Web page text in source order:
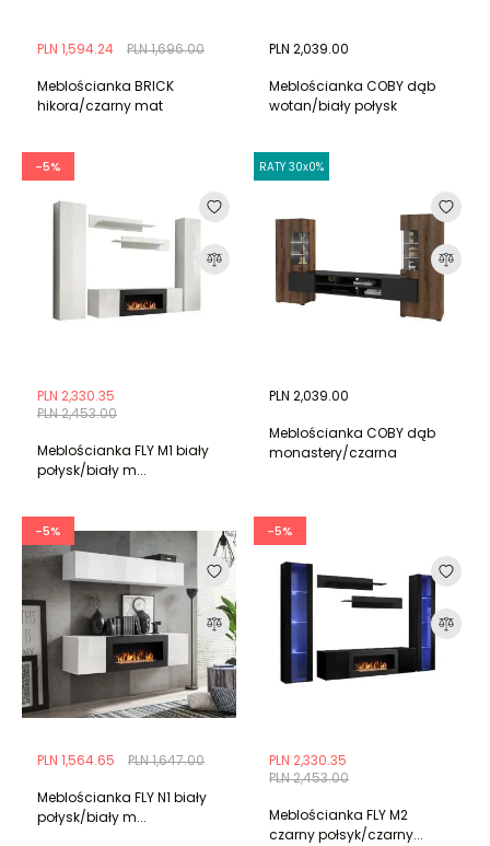
PLN 1,696.00
PLN 1,594.24
Meblościanka BRICK
hikora/czarny mat
PLN 2,039.00
Meblościanka COBY dąb
wotan/biały połysk
-5%
PLN 2,453.00
PLN 2,330.35
Meblościanka FLY M1 biały
połysk/biały m...
RATY 30x0%
PLN 2,039.00
Meblościanka COBY dąb
monastery/czarna
-5%
PLN 1,647.00
PLN 1,564.65
Meblościanka FLY N1 biały
połysk/biały m...
-5%
PLN 2,453.00
PLN 2,330.35
Meblościanka FLY M2
czarny połsyk/czarny...